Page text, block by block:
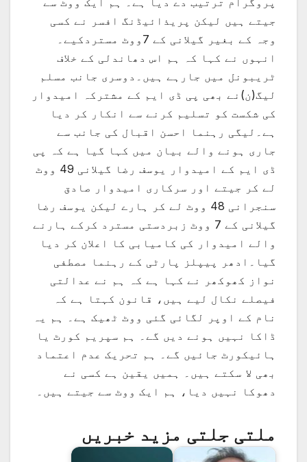
جیتے ہیں لیکن پریذائیڈنگ افسر نے کسی
وجہ کے بغیر گیلانی کے 7ووٹ مستردکیے۔
انہوں نے کہا کہ ہم اس دھاندلی کے خلاف
ٹریبونل میں جارہے ہیں۔دوسری جانب مسلم
لیگ(ن)نے بھی پی ڈی ایم کے مشترکہ امیدوار
کی شکست کو تسلیم کرنے سے انکار کر دیا
ہے۔لیگی رہنما احسن اقبال کی جانب سے
جاری ہونے والے بیان میں کہا گیا ہے کہ پی
ڈی ایم کے امیدوار یوسف رضا گیلانی 49 ووٹ
لے کر جیتے اور سرکاری امیدوار صادق
سنجرانی 48 ووٹ لے کر ہارے لیکن یوسف رضا
گیلانی کے 7 ووٹ زبردستی مسترد کرکے ہارنے
والے امیدوار کی کامیابی کا اعلان کر دیا
گیا۔ادھر پیپلز پارٹی کے رہنما مصطفی
نواز کھوکھر نے کہا ہے کہ ہم نے عدالتی
فیصلے نکال لیے ہیں، قانون کہتا ہے کہ
نام کے اوپر لگائی گئی ووٹ ٹھیک ہے۔ ہم یہ
ڈاکا نہیں ہونے دیں گے۔ ہم سپریم کورٹ یا
ہائیکورٹ جائیں گے۔ ہم تحریک عدم اعتماد
بھی لا سکتے ہیں۔ ہمیں یقین ہے کسی نے
دھوکا نہیں دیا، ہم ایک ووٹ سے جیتے ہیں۔
ملتی جلتی مزید خبریں